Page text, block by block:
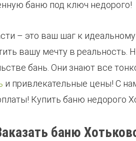
баню под ключ недорого!
– это ваш шаг к
вашу мечту в
бань. Они знают все
и привлекательные цены! С
Купить баню недорого
баню